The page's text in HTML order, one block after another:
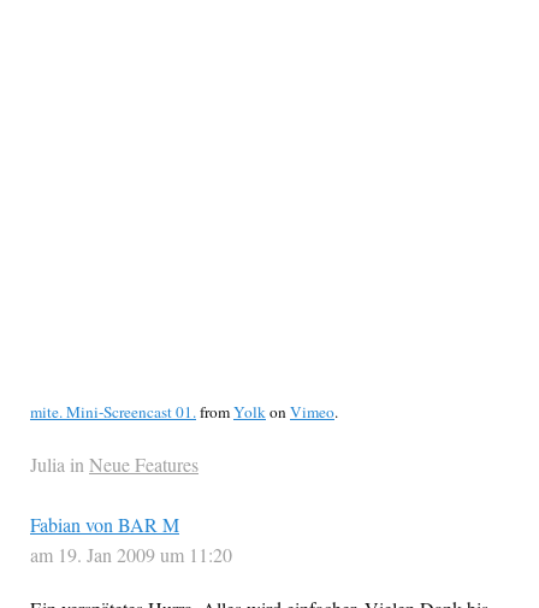
mite. Mini-Screencast 01.fromYolkonVimeo.
Julia inNeue Features
Fabian von BAR M
am 19. Jan 2009 um 11:20